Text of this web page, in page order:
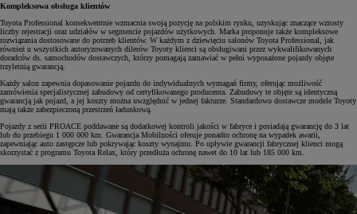
Kompleksowa obsługa klientów
Toyota Professional konsekwentnie wzmacnia swoją pozycję na polskim rynku, uzyskując znaczące wzrosty
liczby rejestracji oraz udziałów w segmencie pojazdów użytkowych. Marka proponuje także kompleksowe
rozwiązania dostosowane do potrzeb klientów. W każdym z dziewięciu salonów Toyota Professional, jak
również u wszystkich autoryzowanych dilerów Toyoty klienci są obsługiwani przez wykwalifikowanych
doradców ds. samochodów dostawczych, którzy pomagają zamawiać w pełni wyposażone pojazdy objęte
trzyletnią gwarancją.
Każdy salon zapewnia dopasowanie pojazdu do indywidualnych wymagań firmy, oferując możliwość
zamówienia specjalistycznej zabudowy od certyfikowanego producenta. Zabudowy te objęte są identyczną
gwarancją jak pojazd, a jej koszty można uwzględnić w jednej fakturze. Standardowo dostawcze modele Toyoty
mają także zabezpieczoną przestrzeń ładunkową.
Pojazdy z serii PROACE poddawane są dodatkowej kontroli jakości w fabryce i posiadają gwarancję do 3 lat
lub do przebiegu 1 000 000 km. Gwarancja Mobilności oferuje ponadto ochronę na wypadek awarii,
zapewniając auto zastępcze lub pokrywając koszty wynajmu. Po upływie gwarancji fabrycznej klienci mogą
skorzystać z programu Toyota Relax, który przedłuża ochronę nawet do 10 lat lub 185 000 km.